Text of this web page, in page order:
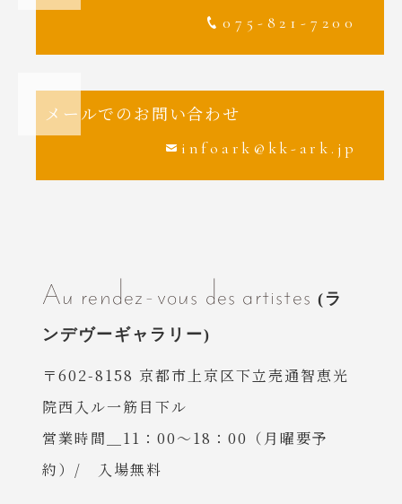
075-821-7200
メールでのお問い合わせ
infoark@kk-ark.jp
Au rendez-vous des artistes
〒602-8158 京都市上京区下立売通智恵光
院西入ル一筋目下ル
営業時間＿11：00〜18：00（月曜要予
約）/ 入場無料